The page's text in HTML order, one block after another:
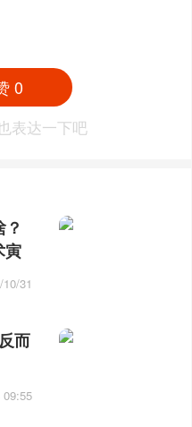
0
表达一下吧
寅
31
而
09:55